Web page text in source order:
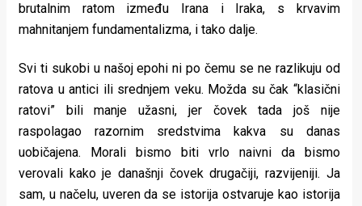
brutalnim ratom između Irana i Iraka, s krvavim
mahnitanjem fundamentalizma, i tako dalje.
Svi ti sukobi u našoj epohi ni po čemu se ne razlikuju od
ratova u antici ili srednjem veku. Možda su čak “klasični
ratovi” bili manje užasni, jer čovek tada još nije
raspolagao razornim sredstvima kakva su danas
uobičajena. Morali bismo biti vrlo naivni da bismo
verovali kako je današnji čovek drugačiji, razvijeniji. Ja
sam, u načelu, uveren da se istorija ostvaruje kao istorija